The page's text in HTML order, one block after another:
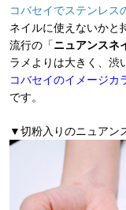
コバセイでステンレス
ネイルに使えないかと
流行の「ニュアンスネ
ラメよりは大きく、渋
コバセイのイメージカ
です。
▼切粉入りのニュアン